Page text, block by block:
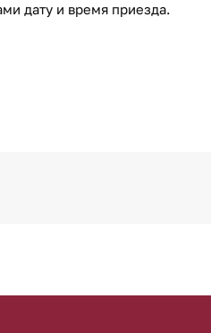
дату и время приезда.